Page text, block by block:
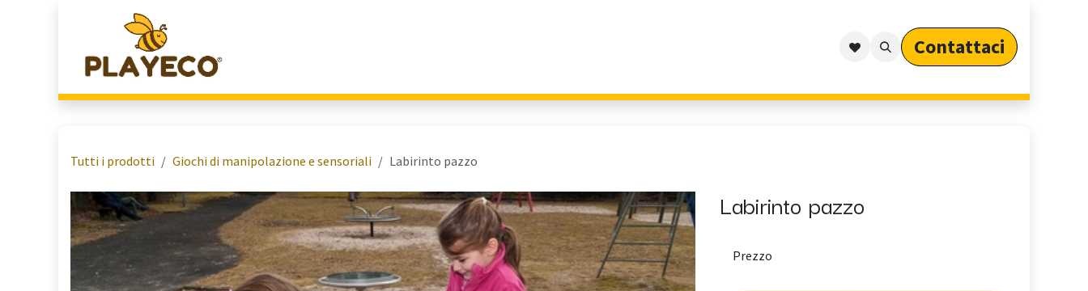
Arredo Outdoor per Privati
Contattaci​​​​​​
Tutti i prodotti Giochi di manipolazione e sensoriali Labirinto pazzo
Labirinto pazzo
Prezzo